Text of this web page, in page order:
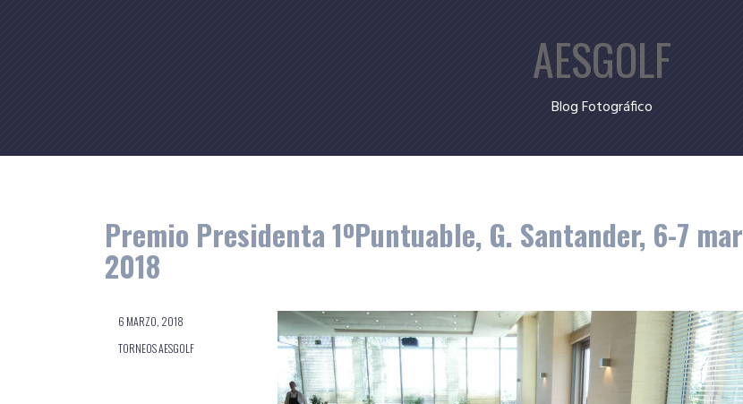
AESGOLF
Blog Fotográfico
Premio Presidenta 1ºPuntuable, G. Santander, 6-7 mar
2018
6 MARZO, 2018
TORNEOS AESGOLF